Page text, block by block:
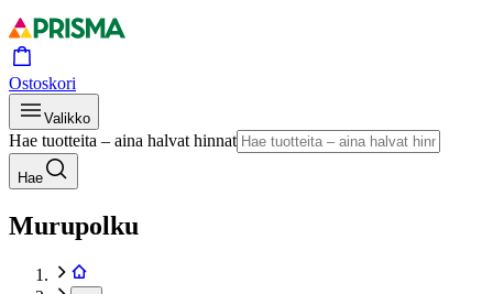
Ostoskori
Valikko
Hae tuotteita – aina halvat hinnat
Hae
Murupolku